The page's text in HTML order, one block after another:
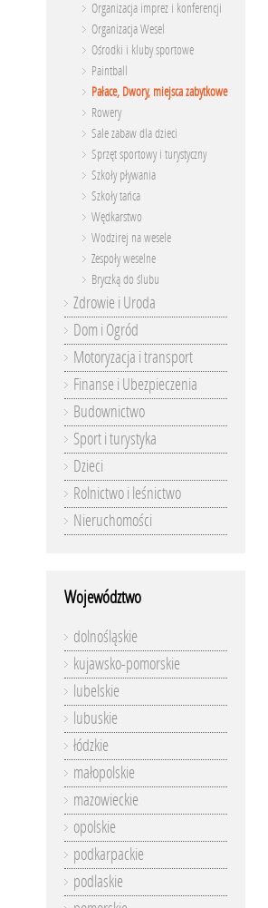
Organizacja imprez i konferencji
Organizacja Wesel
Ośrodki i kluby sportowe
Paintball
Pałace, Dwory, miejsca zabytkowe
Rowery
Sale zabaw dla dzieci
Sprzęt sportowy i turystyczny
Szkoły pływania
Szkoły tańca
Wędkarstwo
Wodzirej na wesele
Zespoły weselne
Bryczką do ślubu
Zdrowie i Uroda
Dom i Ogród
Motoryzacja i transport
Finanse i Ubezpieczenia
Budownictwo
Sport i turystyka
Dzieci
Rolnictwo i leśnictwo
Nieruchomości
Województwo
dolnośląskie
kujawsko-pomorskie
lubelskie
lubuskie
łódzkie
małopolskie
mazowieckie
opolskie
podkarpackie
podlaskie